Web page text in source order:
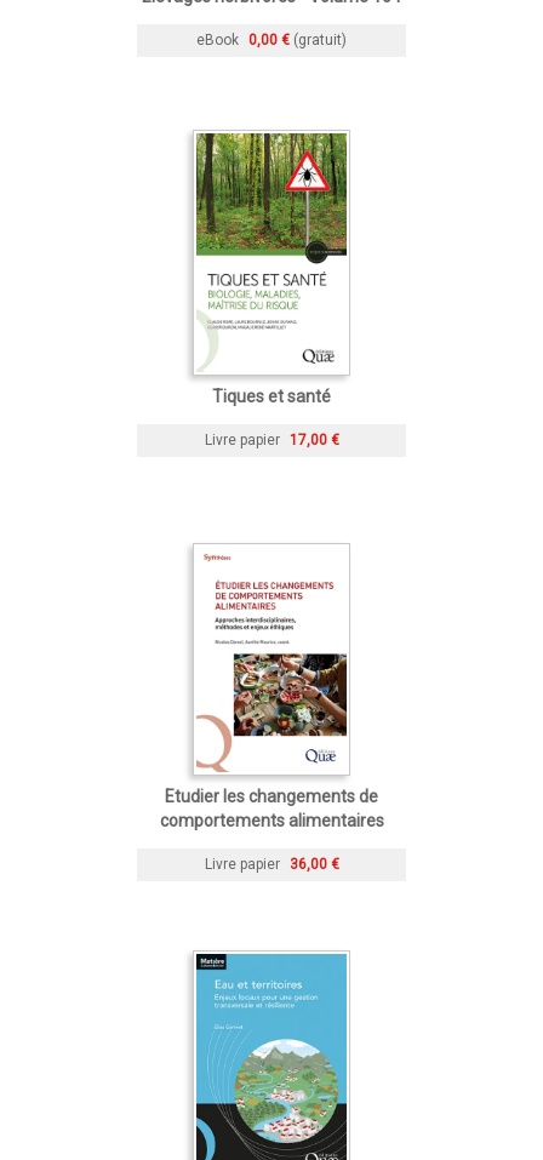
eBook 0,00 € (gratuit)
Tiques et santé
Livre papier 17,00 €
Etudier les changements de
comportements alimentaires
Livre papier 36,00 €